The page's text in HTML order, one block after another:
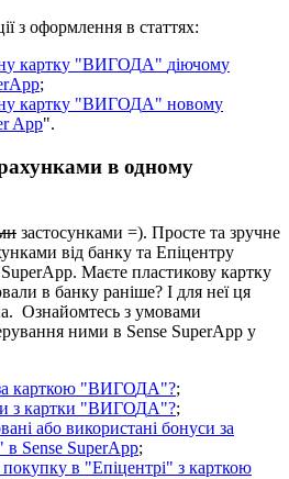
ії з оформлення в статтях:
у картку "ВИГОДА" діючому
;
у картку "ВИГОДА" новому
App".
ахунками в одному
и застосунками =). Просте та зручне
унками від банку та Епіцентру
SuperApp. Маєте пластикову картку
вали в банку раніше? І для неї ця
а. Ознайомтесь з умовами
рування ними в Sense SuperApp у
а карткою "ВИГОДА"?;
и з картки "ВИГОДА"?;
вані або використані бонуси за
в Sense SuperApp;
покупку в "Епіцентрі" з карткою